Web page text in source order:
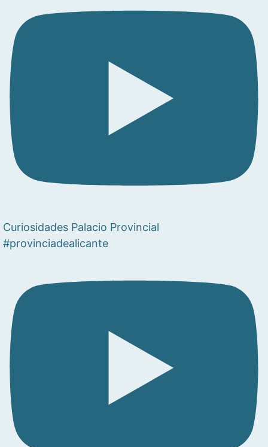
Curiosidades Palacio Provincial
#provinciadealicante